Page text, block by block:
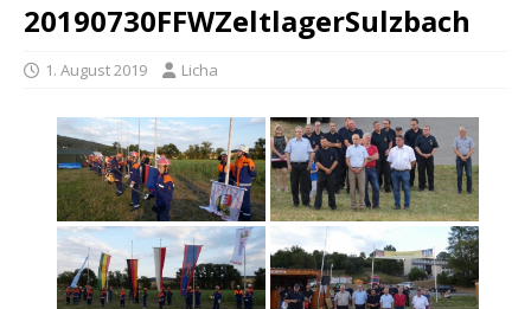
20190730FFWZeltlagerSulzbach
1. August 2019 Licha